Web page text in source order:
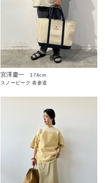
宮澤慶一
174cm
スノーピーク 表参道